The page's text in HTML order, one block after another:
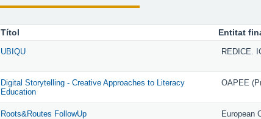
Títol Entitat
UBIQU REDICE.
Digital Storytelling - Creative Approaches to Literacy
Education
OAPEE
Roots&Routes FollowUp European